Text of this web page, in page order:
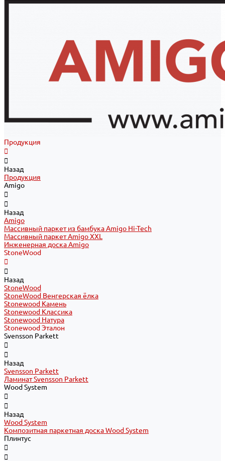
Продукция
Назад
Продукция
Amigo
Назад
Amigo
Массивный паркет из бамбука Amigo Hi-Tech
Массивный паркет Amigo XXL
Инженерная доска Amigo
StoneWood
Назад
StoneWood
StoneWood Венгерская ёлка
Stonewood Камень
Stonewood Классика
Stonewood Натура
Stonewood Эталон
Svensson Parkett
Назад
Svensson Parkett
Ламинат Svensson Parkett
Wood System
Назад
Wood System
Композитная паркетная доска Wood System
Плинтус